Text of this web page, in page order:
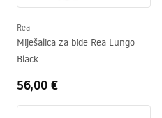
Rea
Miješalica za bide Rea Lungo
Black
56,00 €